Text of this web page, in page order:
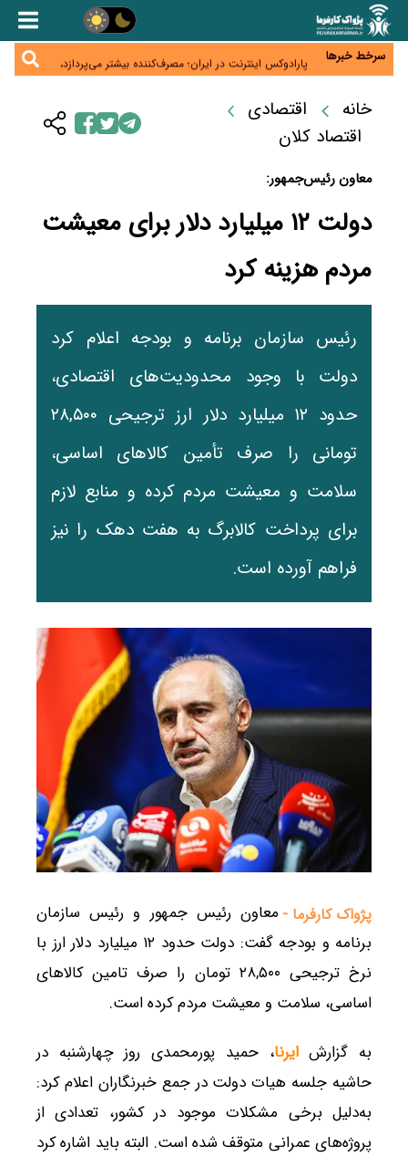
سرخط خبرها
زائران اربعین نگران ارز باقی‌مانده نباشند؛ خرید دینار در
جنگ کریدورها وارد فاز جدید شد؛ سرمایه‌گذاری ۳۴۵
پارادوکس اینترنت در ایران؛ مصرف‌کننده بیشتر می‌پردازد،
شبکه کمتر توسعه می‌یابد
جدید سیاست‌های مالیاتی در حمایت از تولید
معمای تأمین ۸۰ همت معوقات بازنشستگان؛ بانک رفاه
وارد میدان شد
خانه
اقتصادی
اقتصاد کلان
معاون رئیس‌جمهور:
دولت ۱۲ میلیارد دلار برای معیشت
مردم هزینه کرد
رئیس سازمان برنامه و بودجه اعلام کرد
دولت با وجود محدودیت‌های اقتصادی،
حدود ۱۲ میلیارد دلار ارز ترجیحی ۲۸,۵۰۰
تومانی را صرف تأمین کالاهای اساسی،
سلامت و معیشت مردم کرده و منابع لازم
برای پرداخت کالابرگ به هفت دهک را نیز
فراهم آورده است.
پژواک کارفرما - معاون رئیس جمهور و رئیس سازمان
برنامه و بودجه گفت: دولت حدود ۱۲ میلیارد دلار ارز با
نرخ ترجیحی ۲۸,۵۰۰ تومان را صرف تامین کالاهای
اساسی، سلامت و معیشت مردم کرده است.
به گزارشایرنا، حمید پورمحمدی روز چهارشنبه در
حاشیه جلسه هیات دولت در جمع خبرنگاران اعلام کرد:
به‌دلیل برخی مشکلات موجود در کشور، تعدادی از
پروژه‌های عمرانی متوقف شده‌ است. البته باید اشاره کرد